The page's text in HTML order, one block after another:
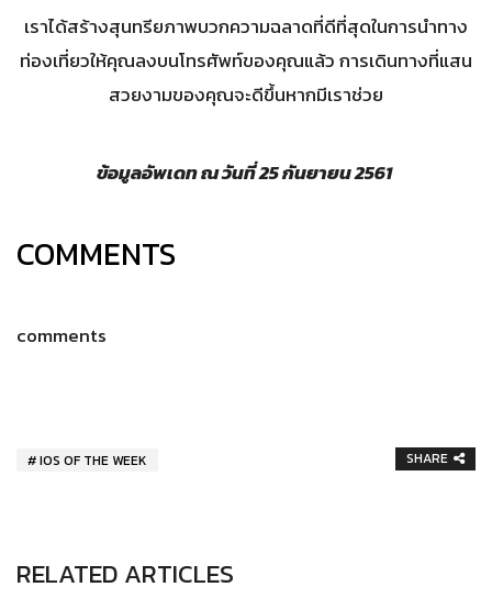
เราได้สร้างสุนทรียภาพบวกความฉลาดที่ดีที่สุดในการนำทาง
ท่องเที่ยวให้คุณลงบนโทรศัพท์ของคุณแล้ว การเดินทางที่แสน
สวยงามของคุณจะดีขึ้นหากมีเราช่วย
ข้อมูลอัพเดท ณ วันที่25กันยายน2561
COMMENTS
comments
IOS OF THE WEEK SHARE
RELATED ARTICLES